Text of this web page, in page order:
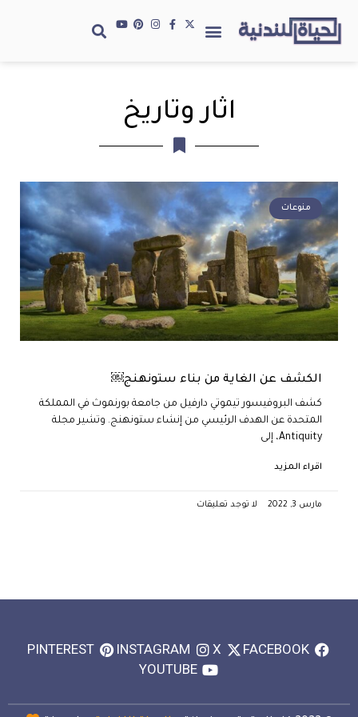
اثار وتاريخ
منوعات
الكشف عن الغاية من بناء ستونهنج￼
كشف البروفيسور تيموتي دارفيل من جامعة بورنموث في المملكة
المتحدة عن الهدف الرئيسي من إنشاء ستونهنج. وتشير مجلة
Antiquity، إلى
اقراء المزيد
مارس 3, 2022 لا توجد تعليقات
FACEBOOK
X
INSTAGRAM
PINTEREST
YOUTUBE